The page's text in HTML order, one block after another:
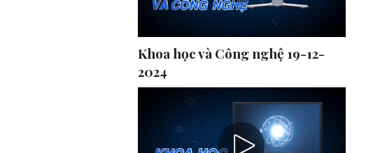
Khoa học và Công nghệ 19-12-
2024